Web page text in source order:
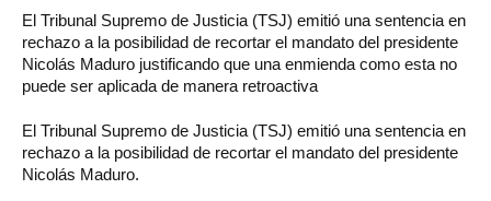
El Tribunal Supremo de Justicia (TSJ) emitió una sentencia en
rechazo a la posibilidad de recortar el mandato del presidente
Nicolás Maduro justificando que una enmienda como esta no
puede ser aplicada de manera retroactiva
El Tribunal Supremo de Justicia (TSJ) emitió una sentencia en
rechazo a la posibilidad de recortar el mandato del presidente
Nicolás Maduro.